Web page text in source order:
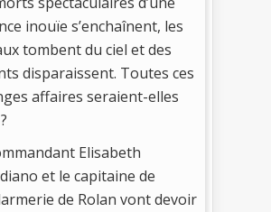
inouïe s’enchaînent, les
tombent du ciel et des
disparaissent. Toutes ces
affaires seraient-elles
Elisabeth
et le capitaine de
de Rolan vont devoir